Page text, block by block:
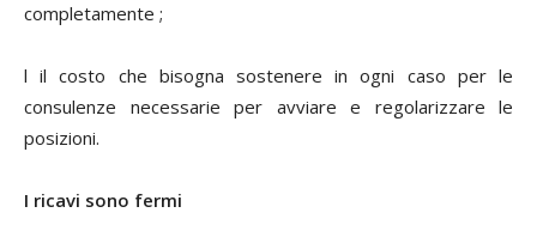
completamente ;
l il costo che bisogna sostenere in ogni caso per le
consulenze necessarie per avviare e regolarizzare le
posizioni.
I ricavi sono fermi